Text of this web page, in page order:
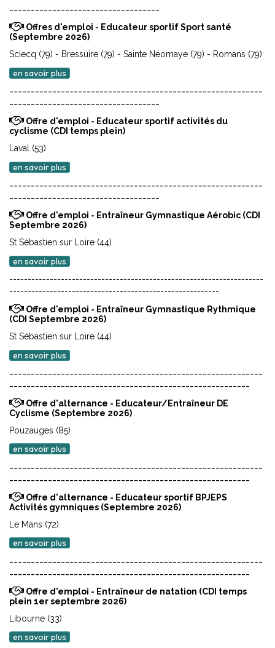
-----------------------------------
Offres d'emploi - Educateur sportif Sport santé
(Septembre 2026)
Sciecq (79) - Bressuire (79) - Sainte Néomaye (79) - Romans (79)
en savoir plus
-----------------------------------------------------------
-----------------------------------
Offre d'emploi - Educateur sportif activités du
cyclisme (CDI temps plein)
Laval (53)
en savoir plus
-----------------------------------------------------------
-----------------------------------
Offre d'emploi - Entraîneur Gymnastique Aérobic (CDI
Septembre 2026)
St Sébastien sur Loire (44)
en savoir plus
---------------------------------------------------------------------
---------------------------------------------------------
Offre d'emploi - Entraîneur Gymnastique Rythmique
(CDI Septembre 2026)
St Sébastien sur Loire (44)
en savoir plus
-----------------------------------------------------------
--------------------------------------------------------
Offre d'alternance - Educateur/Entraîneur DE
Cyclisme (Septembre 2026)
Pouzauges (85)
en savoir plus
-----------------------------------------------------------
--------------------------------------------------------
Offre d'alternance - Educateur sportif BPJEPS
Activités gymniques (Septembre 2026)
Le Mans (72)
en savoir plus
-----------------------------------------------------------
--------------------------------------------------------
Offre d'emploi - Entraîneur de natation (CDI temps
plein 1er septembre 2026)
Libourne (33)
en savoir plus